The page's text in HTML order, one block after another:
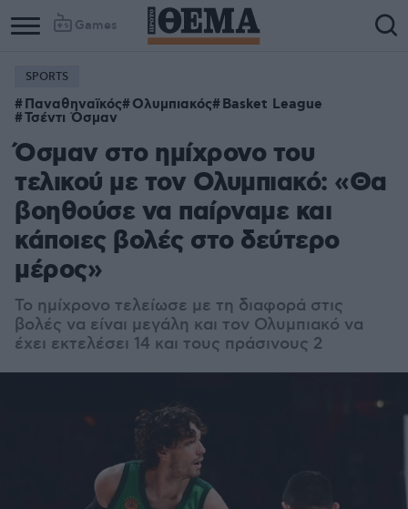
Games
SPORTS
Παναθηναϊκός Ολυμπιακός Basket League
Τσέντι Όσμαν
Όσμαν στο ημίχρονο του
τελικού με τον Ολυμπιακό: «Θα
βοηθούσε να παίρναμε και
κάποιες βολές στο δεύτερο
μέρος»
Το ημίχρονο τελείωσε με τη διαφορά στις
βολές να είναι μεγάλη και τον Ολυμπιακό να
έχει εκτελέσει 14 και τους πράσινους 2